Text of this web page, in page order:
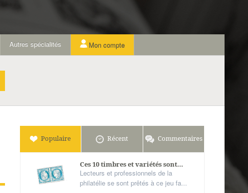
Autres spécialités Mon compte
Populaire Récent Commentaires
Ces 10 timbres et variétés sont...
Lecteurs et professionnels de la
philatélie se sont prêtés à ce jeu fa...